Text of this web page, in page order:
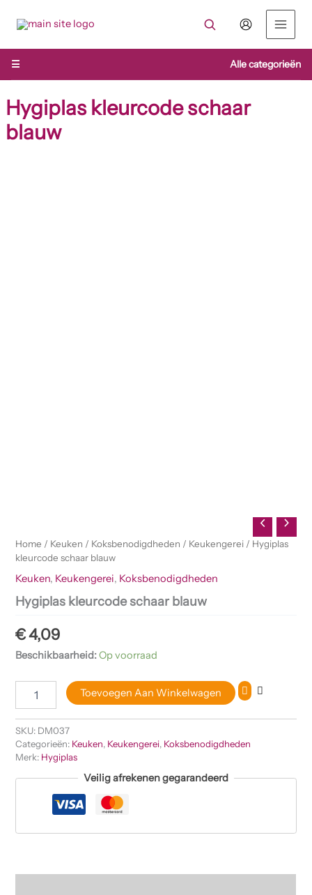
naar
inhoud
☰
Alle categorieën
Hygiplas kleurcode schaar
blauw
Home / Keuken / Koksbenodigdheden / Keukengerei / Hygiplas
kleurcode schaar blauw
Keuken, Keukengerei, Koksbenodigdheden
Hygiplas kleurcode schaar blauw
€4,09
Beschikbaarheid:Op voorraad
Toevoegen Aan Winkelwagen
SKU: DM037
Categorieën: Keuken, Keukengerei, Koksbenodigdheden
Merk: Hygiplas
Veilig afrekenen gegarandeerd